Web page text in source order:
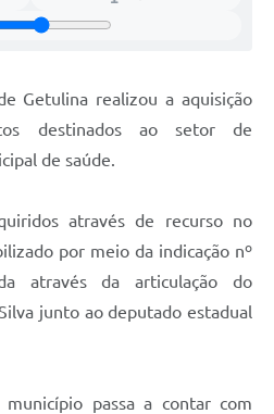
Getulina realizou a aquisição
destinados ao setor de
de saúde.
através de recurso no
por meio da indicação nº
através da articulação do
junto ao deputado estadual
passa a contar com